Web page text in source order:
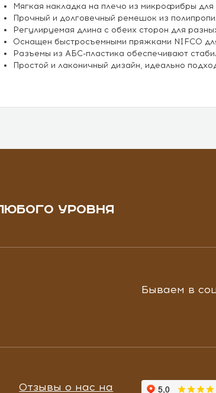
Мягкая накладка на плечо из микрофибры
Прочный и долговечный ремешок из
Регулируемая длина с обеих сторон для
Оснащен быстросъемными пряжками NIFCO
Разъемы из АБС-пластика обеспечивают
Простой и лаконичный дизайн, идеально
УРОВНЯ
Бываем в
Отзывы о нас на